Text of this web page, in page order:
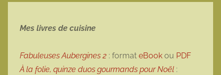
Mes livres de cuisine
Fabuleuses Aubergines 2 : format eBook ou PDF
À la folie, quinze duos gourmands pour Noël :